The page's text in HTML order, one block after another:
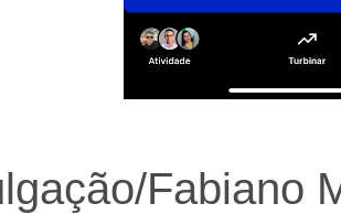
Fabiano